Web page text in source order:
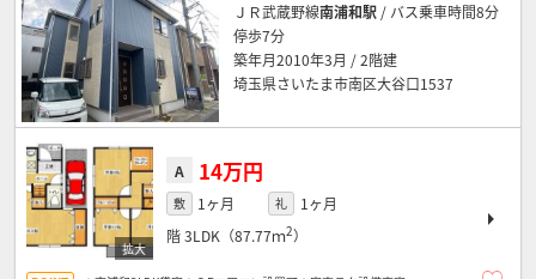
ＪＲ武蔵野線南浦和駅 / バス乗車時間8分
停歩7分
築年月2010年3月 / 2階建
埼玉県さいたま市南区大谷口1537
A 14万円
敷 1ヶ月 礼
1ヶ月
階3LDK（87.77ｍ2）